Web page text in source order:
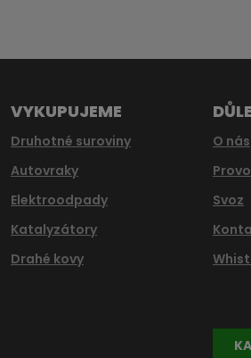
nepodařilo
VYKUPUJEME
Druhotné suroviny
Autovraky
Elektroodpady
Katalyzátory
Drahé kovy
O nás
Svoz